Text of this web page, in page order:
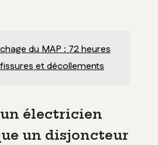
du MAP : 72 heures
et décollements
électricien
un disjoncteur